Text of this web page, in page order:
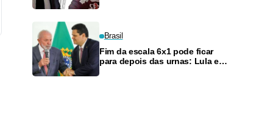
Brasil
Fim da escala 6x1 pode ficar
para depois das urnas: Lula e